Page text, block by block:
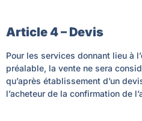
Article 4 – Devis
Pour les services donnant lieu à
préalable, la vente ne sera
qu’après établissement d’un
l’acheteur de la confirmation de